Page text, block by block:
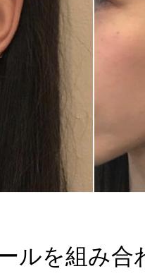
ルを組み合